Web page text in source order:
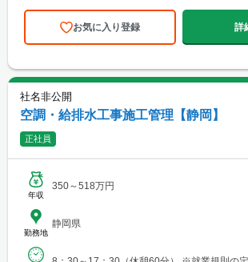
お気に入り登録 詳
社名非公開
空調・給排水工事施工管理【静岡】
正社員
年収
350～518万円
勤務地
静岡県